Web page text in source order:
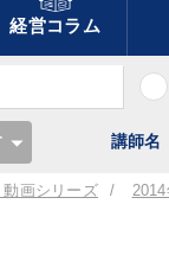
経営コラム
講師名
画シリーズ